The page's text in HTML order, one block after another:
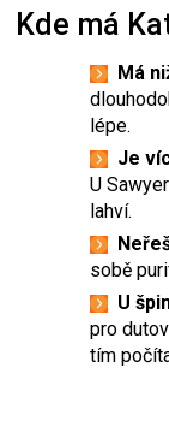
Kde má
Má
lépe.
Je
U
lahví.
sobě
U
pro
tím